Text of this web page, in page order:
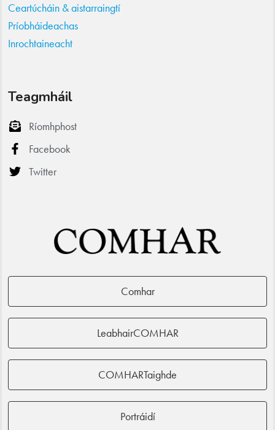
Ceartúcháin & aistarraingtí
Príobháideachas
Inrochtaineacht
Teagmháil
Ríomhphost
Facebook
Twitter
Comhar
LeabhairCOMHAR
COMHARTaighde
Portráidí